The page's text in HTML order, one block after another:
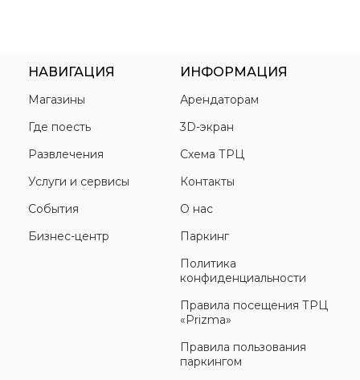
НАВИГАЦИЯ
Магазины
Где поесть
Развлечения
Услуги и сервисы
События
Бизнес-центр
ИНФОРМАЦИЯ
Арендаторам
3D-экран
Схема ТРЦ
Контакты
О нас
Паркинг
Политика
конфиденциальности
Правила посещения ТРЦ
«Prizma»
Правила пользования
паркингом